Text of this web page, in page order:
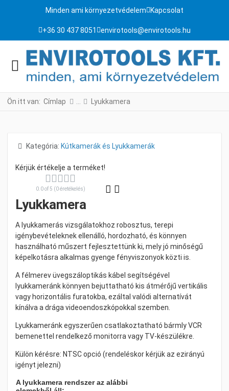
Minden ami környezetvédelem Kapcsolat
+36 30 437 8051 envirotools@envirotools.hu
Ön itt van: Címlap Lyukkamera
Részletek
Kategória: Kútkamerák és Lyukkamerák
0.0 of 5 (0 éretékelés)
Lyukkamera
A lyukkamerás vizsgálatokhoz robosztus, terepi
igénybevételeknek ellenálló, hordozható, és könnyen
használható műszert fejlesztettünk ki, mely jó minőségű
képelkotásra alkalmas gyenge fényviszonyok közti is.
A félmerev üvegszáloptikás kábel segítségével
lyukkameránk könnyen bejuttatható kis átmérőjű vertikális
vagy horizontális furatokba, ezáltal valódi alternatívát
kínálva a drága videoendoszkópokkal szemben.
Lyukkameránk egyszerűen csatlakoztatható bármly VCR
bemenettel rendelkező monitorra vagy TV-készülékre.
Külön kérésre: NTSC opció (rendeléskor kérjük az ezirányú
igényt jelezni)
A lyukkamera rendszer az alábbi